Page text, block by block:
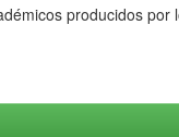
producidos